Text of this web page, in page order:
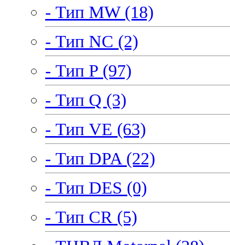
- Тип MW (18)
- Тип NC (2)
- Тип P (97)
- Тип Q (3)
- Тип VE (63)
- Тип DPA (22)
- Тип DES (0)
- Тип CR (5)